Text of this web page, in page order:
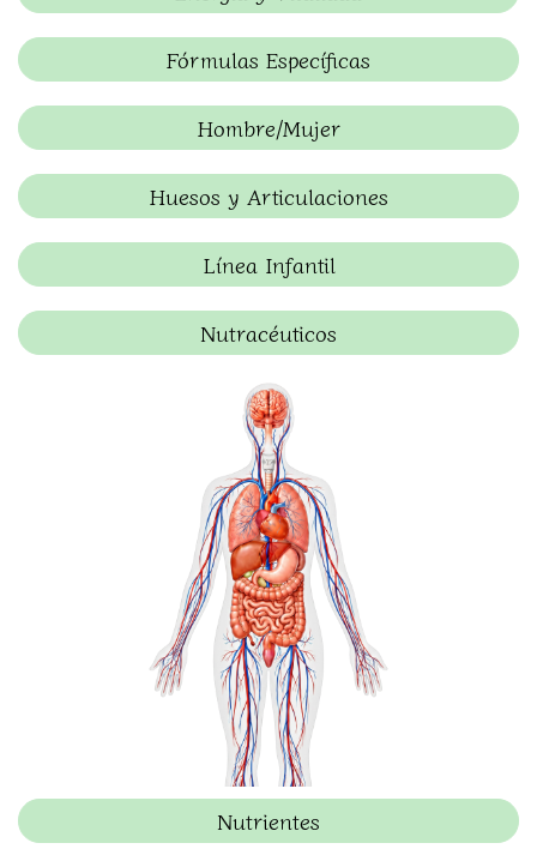
Fórmulas Específicas
Hombre/Mujer
Huesos y Articulaciones
Línea Infantil
Nutracéuticos
Nutrientes